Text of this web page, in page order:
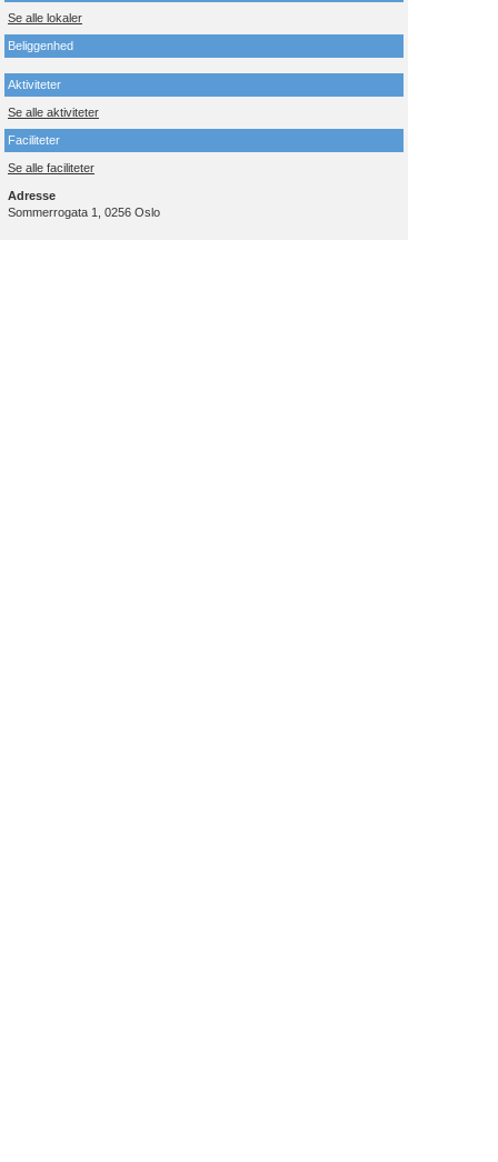
Se alle lokaler
Beliggenhed
Aktiviteter
Se alle aktiviteter
Faciliteter
Se alle faciliteter
Adresse
Sommerrogata 1, 0256 Oslo